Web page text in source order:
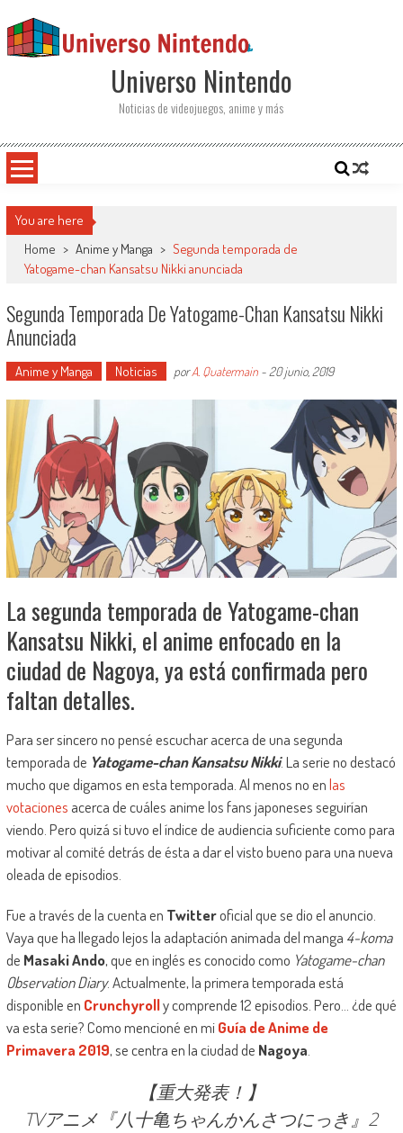
Universo Nintendo
Noticias de videojuegos, anime y más
You are here
Home > Anime y Manga > Segunda temporada de
Yatogame-chan Kansatsu Nikki anunciada
Segunda Temporada De Yatogame-Chan Kansatsu Nikki
Anunciada
Anime y Manga Noticias porA. Quatermain- 20 junio, 2019
La segunda temporada de Yatogame-chan
Kansatsu Nikki, el anime enfocado en la
ciudad de Nagoya, ya está confirmada pero
faltan detalles.
Para ser sincero no pensé escuchar acerca de una segunda
temporada de Yatogame-chan Kansatsu Nikki. La serie no destacó
mucho que digamos en esta temporada. Al menos no enlas
votaciones acerca de cuáles anime los fans japoneses seguirían
viendo. Pero quizá si tuvo el índice de audiencia suficiente como para
motivar al comité detrás de ésta a dar el visto bueno para una nueva
oleada de episodios.
Fue a través de la cuenta en Twitteroficial que se dio el anuncio.
Vaya que ha llegado lejos la adaptación animada del manga 4-koma
de Masaki Ando, que en inglés es conocido como Yatogame-chan
Observation Diary. Actualmente, la primera temporada está
disponible en Crunchyrolly comprende 12 episodios. Pero… ¿de qué
va esta serie? Como mencioné en miGuía de Anime de
Primavera 2019, se centra en la ciudad de Nagoya
【重大発表！】
TVアニメ『八十亀ちゃんかんさつにっき』2